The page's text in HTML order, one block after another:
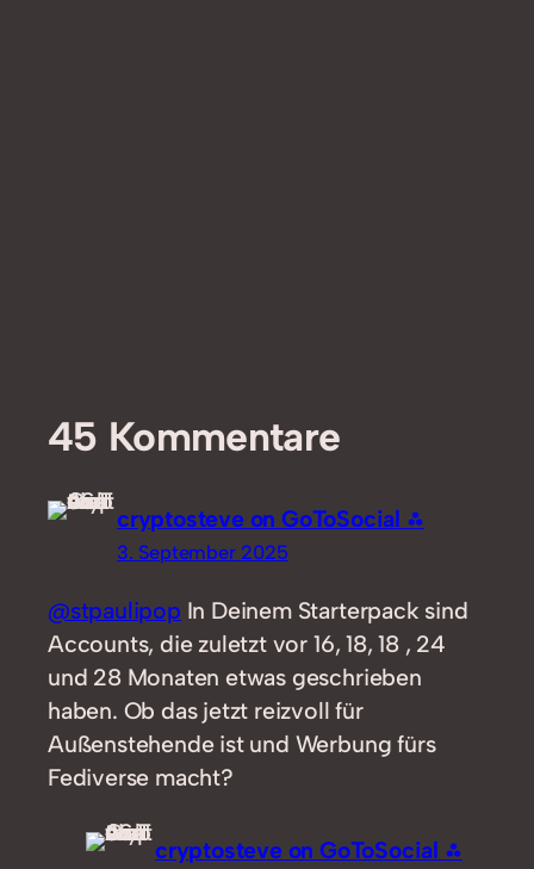
45 Kommentare
cryptosteve on GoToSocial ⁂
3. September 2025
@stpaulipop In Deinem Starterpack sind
Accounts, die zuletzt vor 16, 18, 18 , 24
und 28 Monaten etwas geschrieben
haben. Ob das jetzt reizvoll für
Außenstehende ist und Werbung fürs
Fediverse macht?
cryptosteve on GoToSocial ⁂